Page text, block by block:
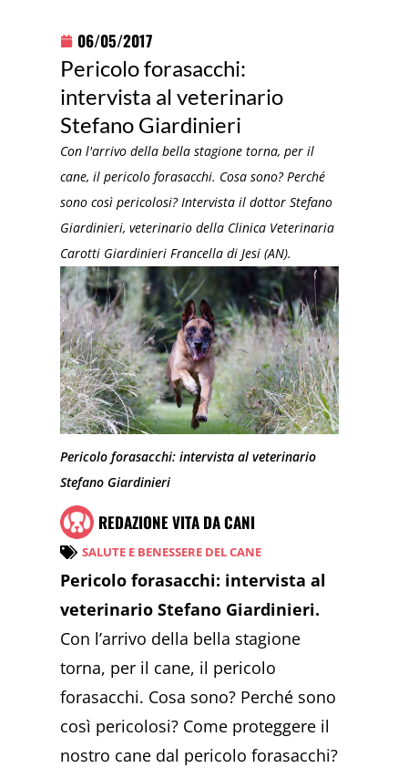
06/05/2017
Pericolo forasacchi:
intervista al veterinario
Stefano Giardinieri
Con l'arrivo della bella stagione torna, per il
cane, il pericolo forasacchi. Cosa sono? Perché
sono così pericolosi? Intervista il dottor Stefano
Giardinieri, veterinario della Clinica Veterinaria
Carotti Giardinieri Francella di Jesi (AN).
Pericolo forasacchi: intervista al veterinario
Stefano Giardinieri
REDAZIONE VITA DA CANI
SALUTE E BENESSERE DEL CANE
Pericolo forasacchi: intervista al
veterinario Stefano Giardinieri.
Con l’arrivo della bella stagione
torna, per il cane, il pericolo
forasacchi. Cosa sono? Perché sono
così pericolosi? Come proteggere il
nostro cane dal pericolo forasacchi?